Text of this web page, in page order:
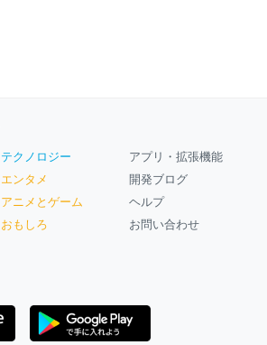
テクノロジー
エンタメ
アニメとゲーム
おもしろ
アプリ・拡張機能
開発ブログ
ヘルプ
お問い合わせ